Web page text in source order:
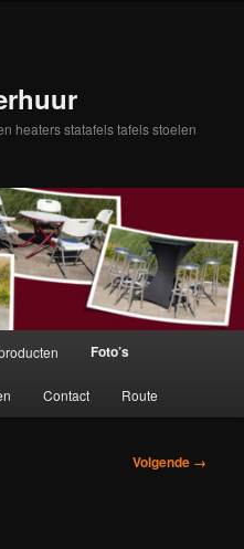
heaters statafels tafels stoelen
Foto’s
Contact Route
Volgende →